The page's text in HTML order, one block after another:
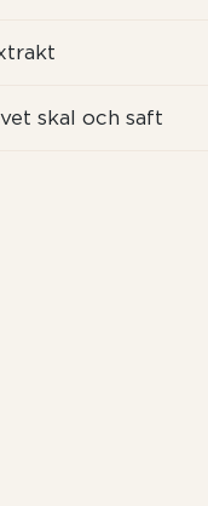
skal och saft